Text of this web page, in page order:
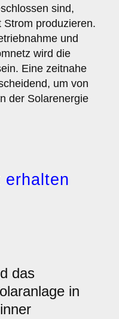
sind,
Strom produzieren.
und
wird die
Eine zeitnahe
um von
der Solarenergie
das
in